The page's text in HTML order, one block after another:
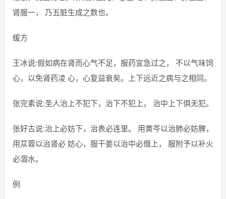
肾服一， 乃五脏生成之数也。
缓方
王冰说:假如病在肾而心气不足，服药宜急过之， 不以气味饲
心，以免肾药凌 心，心复益衰矣。上下远近之病与之相同。
张完素说:圣人治上不犯下，治下不犯上， 治中上下俱无犯。
张好古说:治上必妨下，治表必连里。 用黄芩以治肺必妨脾，
用苁蓉以治肾必 妨心，服干姜以治中必僭上， 服附予以补火
必涸水。
例